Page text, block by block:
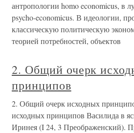
антропологии homo economicus, в
psycho-economicus. В идеологии,
классическую политическую
теорией потребностей, объектов
2. Общий очерк
принципов
2. Общий очерк исходных
исходных принципов Василида в
Иринея (I 24, 3 Преображенский).